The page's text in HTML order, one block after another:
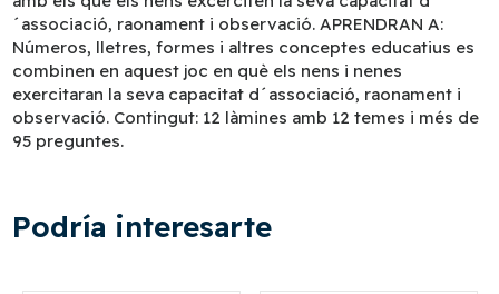
´associació, raonament i observació. APRENDRAN A:
Números, lletres, formes i altres conceptes educatius es
combinen en aquest joc en què els nens i nenes
exercitaran la seva capacitat d´associació, raonament i
observació. Contingut: 12 làmines amb 12 temes i més de
95 preguntes.
Podría interesarte